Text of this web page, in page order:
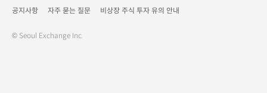
공지사항 자주 묻는 질문 비상장 주식 투자 유의 안내
© Seoul Exchange Inc.